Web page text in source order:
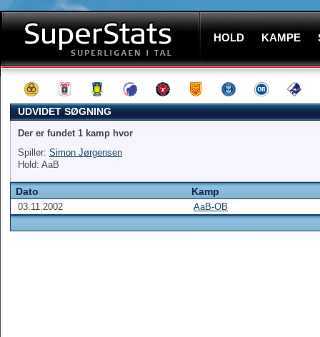
HOLD KAMPE
UDVIDET SØGNING
Der er fundet 1 kamp hvor
Spiller: Simon Jørgensen
Hold: AaB
Dato Kamp
03.11.2002 AaB-OB